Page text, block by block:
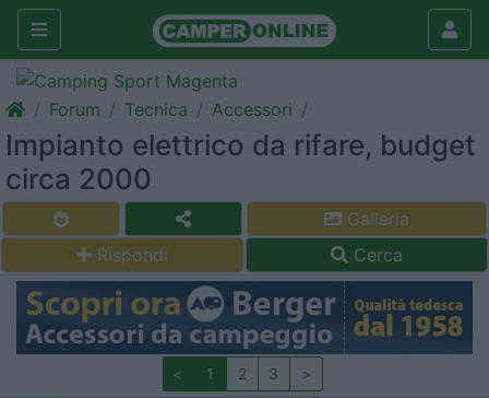
Forum Tecnica Accessori
Impianto elettrico da rifare, budget
circa 2000
Galleria
Rispondi
Cerca
< 1 2 3 >